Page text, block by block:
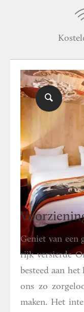
Geniet van een
rijk versierde
besteed aan
ons zo
maken. Het